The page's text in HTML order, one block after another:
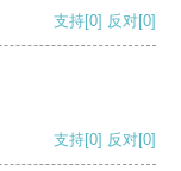
支持[0] 反对[0]
支持[0] 反对[0]